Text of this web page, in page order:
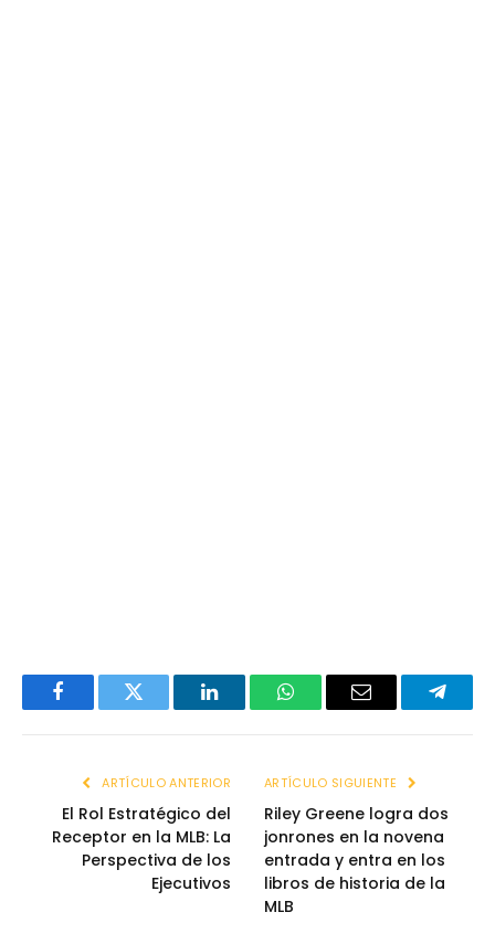
FacebookTwitter LinkedInWhatsAppEmail
ARTÍCULO ANTERIOR
El Rol Estratégico del
Receptor en la MLB: La
Perspectiva de los
Ejecutivos
ARTÍCULO SIGUIENTE
Riley Greene logra dos
jonrones en la novena
entrada y entra en los
libros de historia de la
MLB